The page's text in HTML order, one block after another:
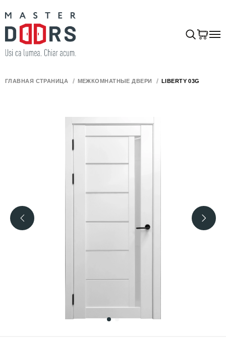
ГЛАВНАЯ СТРАНИЦА МЕЖКОМНАТНЫЕ ДВЕРИ LIBERTY 03G